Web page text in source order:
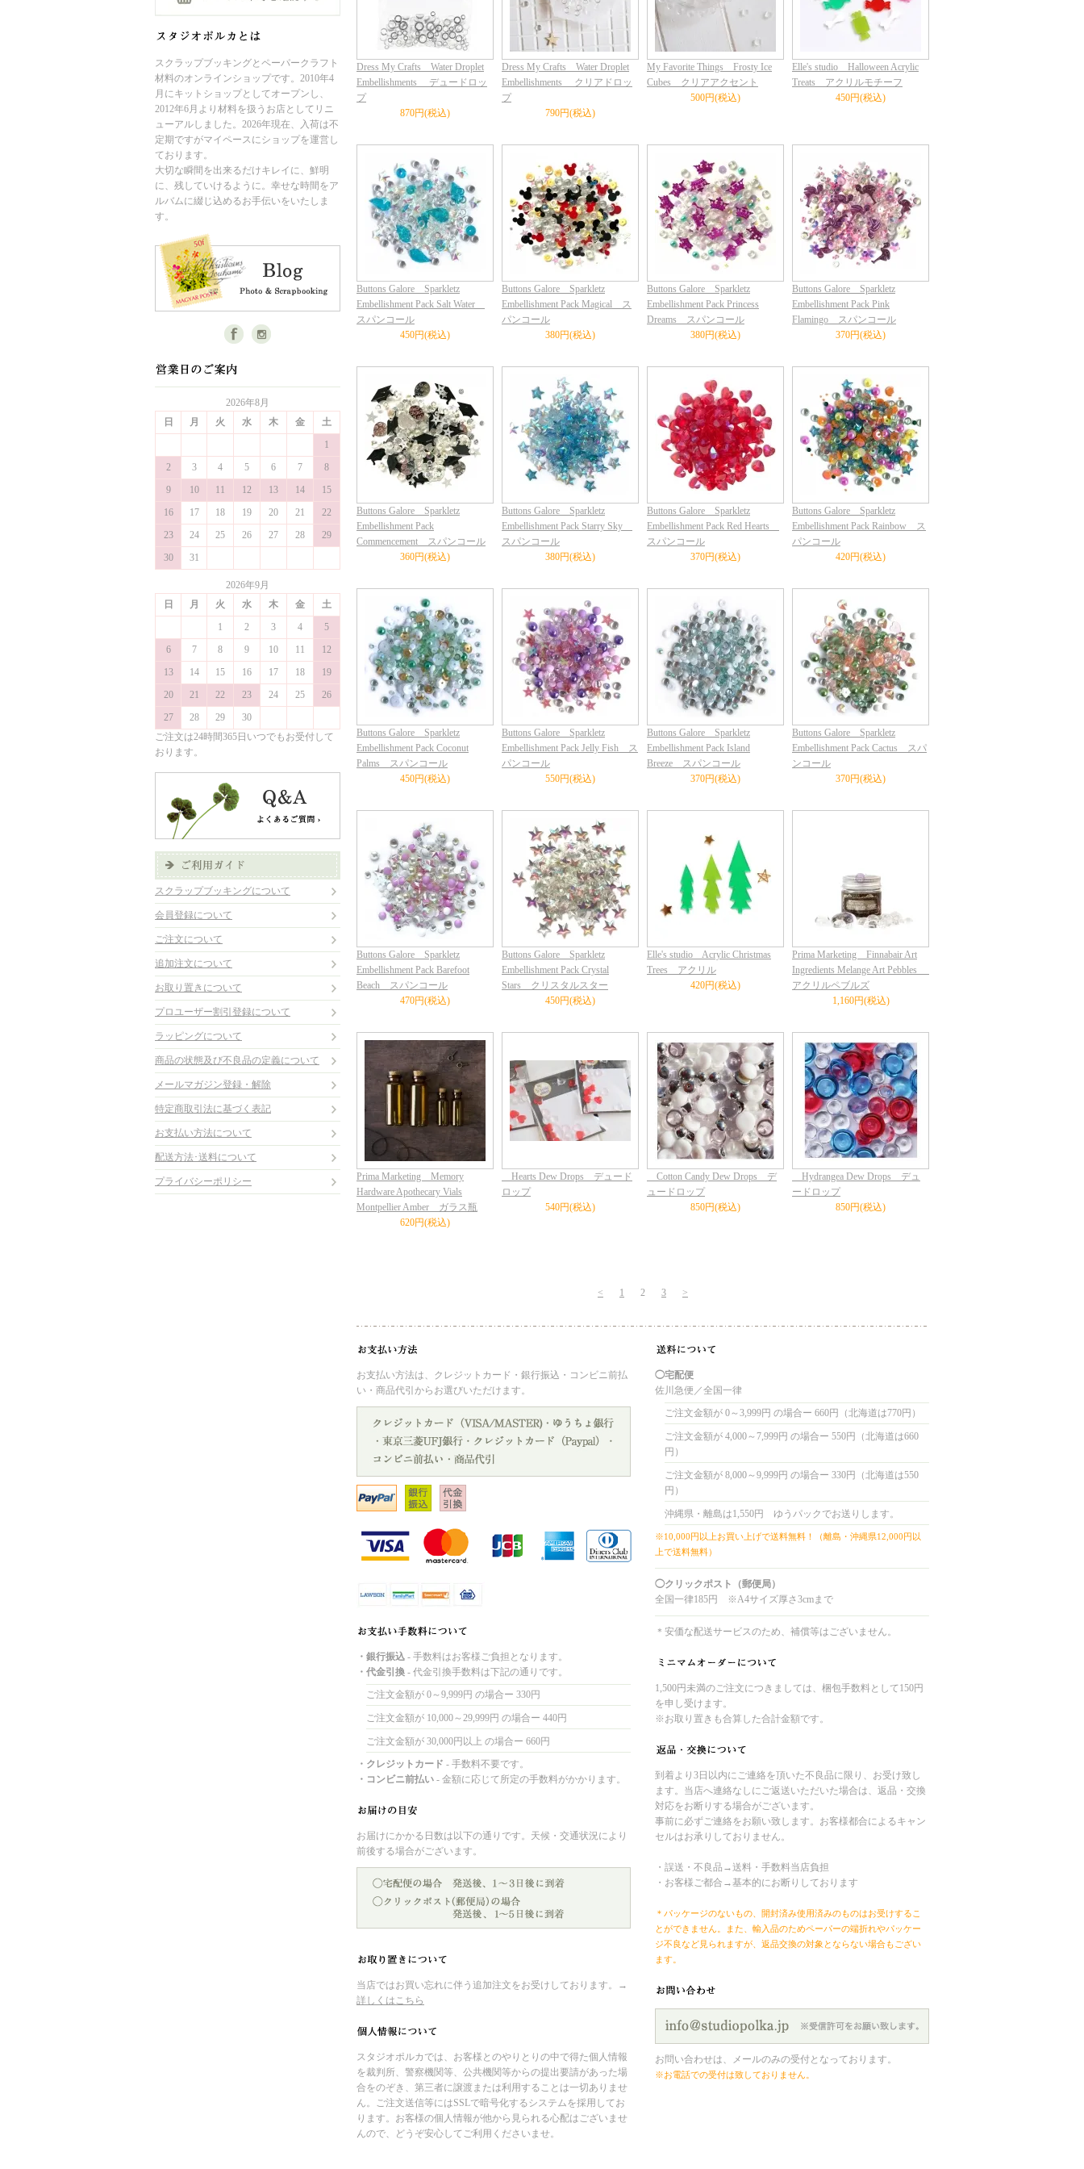
スクラップブッキングとペーパークラフト
材料のオンラインショップです。2010年4
月にキットショップとしてオープンし、
2012年6月より材料を扱うお店としてリニ
ューアルしました。2026年現在、入荷は不
定期ですがマイペースにショップを運営し
ております。
大切な瞬間を出来るだけキレイに、鮮明
に、残していけるように。幸せな時間をア
ルバムに綴じ込めるお手伝いをいたしま
す。
2026年8月
日
月 火 水 木 金
土
1
2
3 4 5 6 7
8
9
10 11 12 13 14
15
16
17 18 19 20 21
22
23
24 25 26 27 28
29
30
31
2026年9月
日
月 火 水 木 金
土
1
2 3 4
5
6
7 8 9 10 11
12
13
14 15 16 17 18
19
20
21 22 23 24 25
26
27
28 29
30
ご注文は24時間365日いつでもお受付して
おります。
スクラップブッキングについて
会員登録について
ご注文について
追加注文について
お取り置きについて
プロユーザー割引登録について
ラッピングについて
商品の状態及び不良品の定義について
メールマガジン登録・解除
特定商取引法に基づく表記
お支払い方法について
配送方法･送料について
プライバシーポリシー
Dress My Crafts Water Droplet
Embellishments デュードロッ
プ
870円(税込)
Dress My Crafts Water Droplet
Embellishments クリアドロッ
プ
790円(税込)
My Favorite Things Frosty Ice
Cubes クリアアクセント
500円(税込)
Elle's studio Halloween Acrylic
Treats アクリルモチーフ
450円(税込)
Buttons Galore Sparkletz
Embellishment Pack Salt Water
スパンコール
450円(税込)
Buttons Galore Sparkletz
Embellishment Pack Magical ス
パンコール
380円(税込)
Buttons Galore Sparkletz
Embellishment Pack Princess
Dreams スパンコール
380円(税込)
Buttons Galore Sparkletz
Embellishment Pack Pink
Flamingo スパンコール
370円(税込)
Buttons Galore Sparkletz
Embellishment Pack
Commencement スパンコール
360円(税込)
Buttons Galore Sparkletz
Embellishment Pack Starry Sky
スパンコール
380円(税込)
Buttons Galore Sparkletz
Embellishment Pack Red Hearts
スパンコール
370円(税込)
Buttons Galore Sparkletz
Embellishment Pack Rainbow ス
パンコール
420円(税込)
Buttons Galore Sparkletz
Embellishment Pack Coconut
Palms スパンコール
450円(税込)
Buttons Galore Sparkletz
Embellishment Pack Jelly Fish ス
パンコール
550円(税込)
Buttons Galore Sparkletz
Embellishment Pack Island
Breeze スパンコール
370円(税込)
Buttons Galore Sparkletz
Embellishment Pack Cactus スパ
ンコール
370円(税込)
Buttons Galore Sparkletz
Embellishment Pack Barefoot
Beach スパンコール
470円(税込)
Buttons Galore Sparkletz
Embellishment Pack Crystal
Stars クリスタルスター
450円(税込)
Elle's studio Acrylic Christmas
Trees アクリル
420円(税込)
Prima Marketing Finnabair Art
Ingredients Melange Art Pebbles
アクリルペブルズ
1,160円(税込)
Prima Marketing Memory
Hardware Apothecary Vials
Montpellier Amber ガラス瓶
620円(税込)
Hearts Dew Drops デュード
ロップ
540円(税込)
Cotton Candy Dew Drops デ
ュードロップ
850円(税込)
Hydrangea Dew Drops デュ
ードロップ
850円(税込)
< 1 2 3 >
お支払い方法は、クレジットカード・銀行振込・コンビニ前払
い・商品代引からお選びいただけます。
・銀行振込 - 手数料はお客様ご負担となります。
・代金引換 - 代金引換手数料は下記の通りです。
ご注文金額が 0～9,999円 の場合ー 330円
ご注文金額が 10,000～29,999円 の場合ー 440円
ご注文金額が 30,000円以上 の場合ー 660円
・クレジットカード - 手数料不要です。
・コンビニ前払い - 金額に応じて所定の手数料がかかります。
お届けにかかる日数は以下の通りです。天候・交通状況により
前後する場合がございます。
当店ではお買い忘れに伴う追加注文をお受けしております。→
詳しくはこちら
スタジオポルカでは、お客様とのやりとりの中で得た個人情報
を裁判所、警察機関等、公共機関等からの提出要請があった場
合をのぞき、第三者に譲渡または利用することは一切ありませ
ん。ご注文送信等にはSSLで暗号化するシステムを採用してお
ります。お客様の個人情報が他から見られる心配はございませ
んので、どうぞ安心してご利用くださいませ。
◯宅配便
佐川急便／全国一律
ご注文金額が 0～3,999円 の場合ー 660円（北海道は770円）
ご注文金額が 4,000～7,999円 の場合ー 550円（北海道は660
円）
ご注文金額が 8,000～9,999円 の場合ー 330円（北海道は550
円）
沖縄県・離島は1,550円 ゆうパックでお送りします。
※10,000円以上お買い上げで送料無料！（離島・沖縄県12,000円以
上で送料無料）
◯クリックポスト（郵便局）
全国一律185円 ※A4サイズ厚さ3cmまで
＊安価な配送サービスのため、補償等はございません。
1,500円未満のご注文につきましては、梱包手数料として150円
を申し受けます。
※お取り置きも合算した合計金額です。
到着より3日以内にご連絡を頂いた不良品に限り、お受け致し
ます。当店へ連絡なしにご返送いただいた場合は、返品・交換
対応をお断りする場合がございます。
事前に必ずご連絡をお願い致します。お客様都合によるキャン
セルはお承りしておりません。
・誤送・不良品→送料・手数料当店負担
・お客様ご都合→基本的にお断りしております
＊パッケージのないもの、開封済み使用済みのものはお受けするこ
とができません。また、輸入品のためペーパーの端折れやパッケー
ジ不良など見られますが、返品交換の対象とならない場合もござい
ます。
お問い合わせは、メールのみの受付となっております。
※お電話での受付は致しておりません。